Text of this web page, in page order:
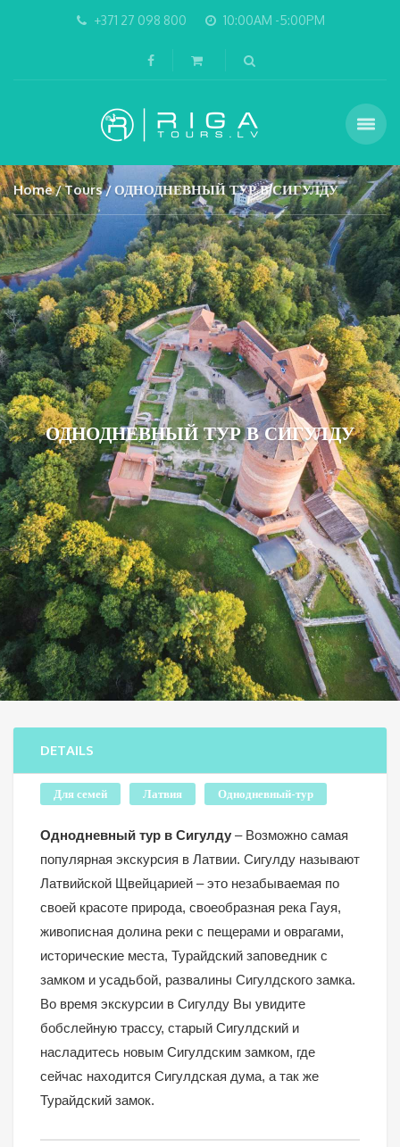
+371 27 098 800 10:00AM -5:00PM
Home Tours ОДНОДНЕВНЫЙ ТУР В СИГУЛДУ
ОДНОДНЕВНЫЙ ТУР В СИГУЛДУ
DETAILS
Для семей Латвия Однодневный-тур
Однодневный тур в Сигулду – Возможно самая
популярная экскурсия в Латвии. Сигулду называют
Латвийской Щвейцарией – это незабываемая по
своей красоте природа, своеобразная река Гауя,
живописная долина реки с пещерами и оврагами,
исторические места, Турайдский заповедник с
замком и усадьбой, развалины Сигулдского замка.
Во время экскурсии в Сигулду Вы увидите
бобслейную трассу, старый Сигулдский и
насладитесь новым Сигулдским замком, где
сейчас находится Сигулдская дума, а так же
Турайдский замок.